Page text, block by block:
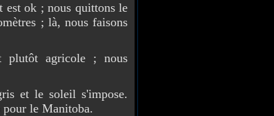
est ok ; nous quittons le
; là, nous faisons
plutôt agricole ; nous
et le soleil s'impose.
pour le Manitoba.